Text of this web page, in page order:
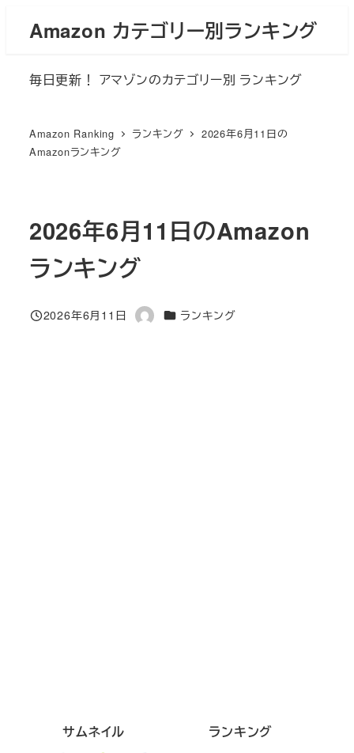
Amazon カテゴリー別ランキング
毎日更新！ アマゾンのカテゴリー別 ランキング
Amazon Ranking ランキング
2026年6月11日の
Amazonランキング
2026年6月11日のAmazon
ランキング
投稿日
2026年6月11日
著
カテゴリー
ランキング
サムネイル ランキング